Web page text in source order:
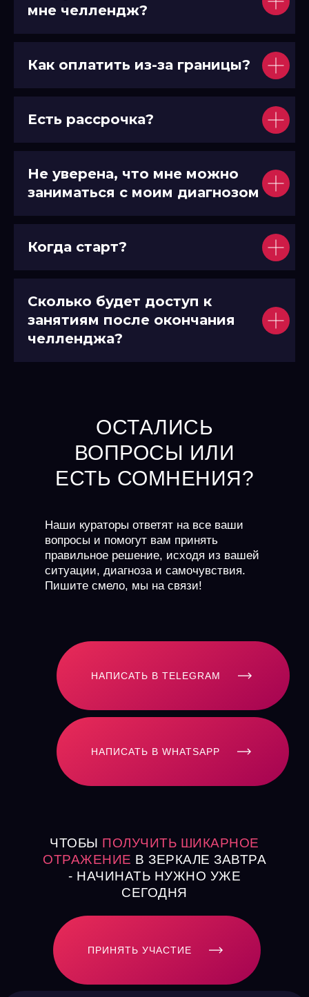
мне челлендж?
Как оплатить из-за границы?
Есть рассрочка?
Не уверена, что мне можно
заниматься с моим диагнозом
Когда старт?
Сколько будет доступ к
занятиям после окончания
челленджа?
Наши кураторы ответят на все ваши
вопросы и помогут вам принять
правильное решение, исходя из вашей
ситуации, диагноза и самочувствия.
Пишите смело, мы на связи!
ОСТАЛИСЬ
ВОПРОСЫ ИЛИ
ЕСТЬ СОМНЕНИЯ?
НАПИСАТЬ В TELEGRAM
НАПИСАТЬ В WHATSAPP
ЧТОБЫ ПОЛУЧИТЬ ШИКАРНОЕ
ОТРАЖЕНИЕ В ЗЕРКАЛЕ ЗАВТРА
- НАЧИНАТЬ НУЖНО УЖЕ
СЕГОДНЯ
ПРИНЯТЬ УЧАСТИЕ